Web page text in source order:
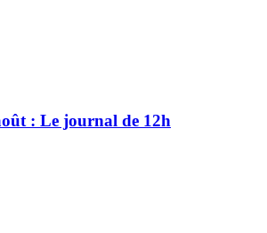
: Le journal de 12h